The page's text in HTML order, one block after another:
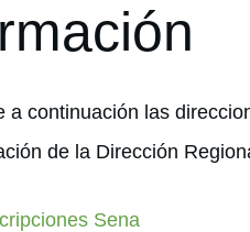
a continuación las
de la Dirección
Sena